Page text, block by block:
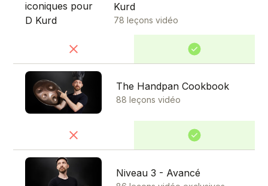
Kurd
78 leçons vidéo
The Handpan Cookbook
88 leçons vidéo
Niveau 3 - Avancé